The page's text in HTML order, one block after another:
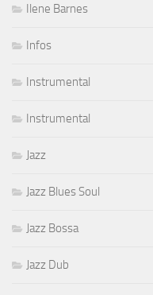
Ilene Barnes
Infos
Instrumental
Instrumental
Jazz
Jazz Blues Soul
Jazz Bossa
Jazz Dub